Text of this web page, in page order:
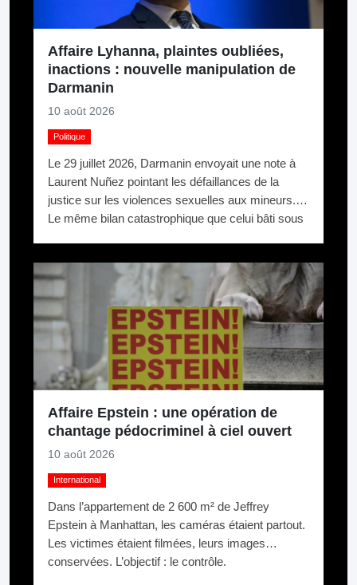
Affaire Lyhanna, plaintes oubliées,
inactions : nouvelle manipulation de
Darmanin
10 août 2026
Politique
Le 29 juillet 2026, Darmanin envoyait une note à
Laurent Nuñez pointant les défaillances de la
justice sur les violences sexuelles aux mineurs.
Le même bilan catastrophique que celui bâti sous
Affaire Epstein : une opération de
chantage pédocriminel à ciel ouvert
10 août 2026
International
Dans l’appartement de 2 600 m² de Jeffrey
Epstein à Manhattan, les caméras étaient partout.
Les victimes étaient filmées, leurs images
conservées. L’objectif : le contrôle.